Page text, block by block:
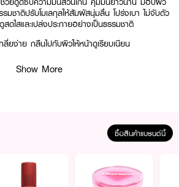
ชาติปรับโมเลกุลให้สัมผัสนุ่มลื่น โปร่งเบา ไม่จับตัว
ดใสและเปล่งประกายอย่างเป็นธรรมชาติ
ลี่ยง่าย กลืนไปกับผิวให้หน้าดูเรียบเนียน
ห้ผิวดูเป็นธรรมชาติ
หนักหรือหมอง
ยเฉพาะผิวมันและผิวผสม
Show More
ซื้อสินค้าแบรนด์นี้